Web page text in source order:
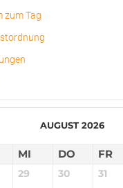
zum Tag
AUGUST 2026
MI DO FR
29 30 31